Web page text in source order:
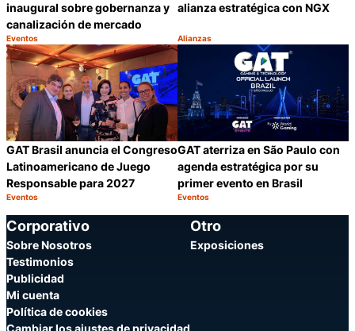
inaugural sobre gobernanza y
canalización de mercado
Categoría:
Eventos
Compartir
alianza estratégica con NGX
Categoría:
Alianzas
GAT Brasil anuncia el Congreso
Latinoamericano de Juego
Responsable para 2027
Categoría:
Eventos
GAT aterriza en São Paulo con
agenda estratégica por su
primer evento en Brasil
Categoría:
Eventos
Corporativo
Sobre Nosotros
Testimonios
Publicidad
Mi cuenta
Política de cookies
Otro
Exposiciones